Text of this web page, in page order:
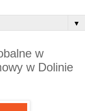
▼
w
w Dolinie